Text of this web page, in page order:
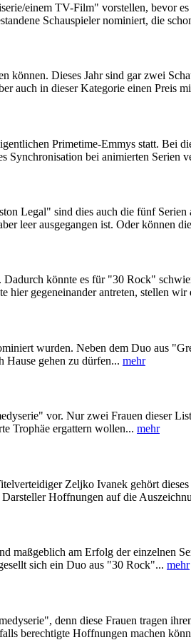
einem TV-Film" vorstellen, bevor
Schauspieler nominiert, die
Dieses Jahr sind gar zwei
auch in dieser Kategorie einen Preis
Primetime-Emmys statt. Bei
Synchronisation bei animierten Serien
Legal" sind dies auch die fünf
leer ausgegangen ist. Oder können
könnte es für "30 Rock"
hier gegeneinander antreten, stellen
wurden. Neben dem Duo aus
Hause gehen zu dürfen... mehr
vor. Nur zwei Frauen dieser
Trophäe ergattern wollen... mehr
Zeljko Ivanek gehört
Hoffnungen auf die
am Erfolg der einzelnen
sich ein Duo aus "30 Rock"... mehr
denn diese Frauen tragen
berechtigte Hoffnungen machen